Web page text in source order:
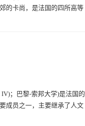
的卡尚，是法国的四所高等
IV)；巴黎-索邦大学)是法国的
成员之一，主要继承了人文